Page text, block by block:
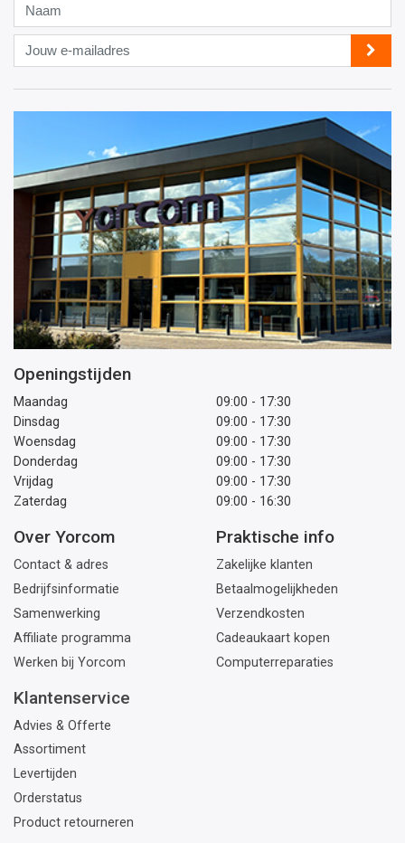
Jouw
e-
mailadres
Openingstijden
Maandag
09:00 - 17:30
Dinsdag
09:00 - 17:30
Woensdag
09:00 - 17:30
Donderdag
09:00 - 17:30
Vrijdag
09:00 - 17:30
Zaterdag
09:00 - 16:30
Over Yorcom
Contact & adres
Bedrijfsinformatie
Samenwerking
Affiliate programma
Werken bij Yorcom
Praktische info
Zakelijke klanten
Betaalmogelijkheden
Verzendkosten
Cadeaukaart kopen
Computerreparaties
Klantenservice
Advies & Offerte
Assortiment
Levertijden
Orderstatus
Product retourneren